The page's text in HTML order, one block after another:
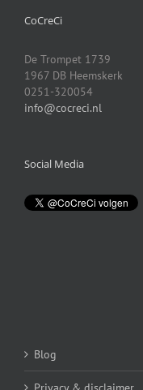
CoCreCi
De Trompet 1739
1967 DB Heemskerk
0251-320054
info@cocreci.nl
Social Media
Blog